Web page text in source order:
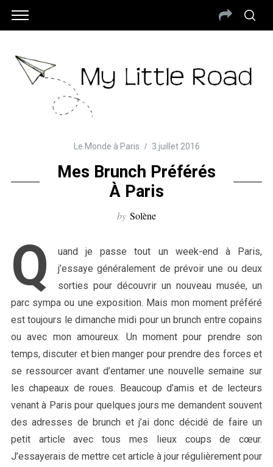
Le Monde à Paris 3 juillet 2016
Mes Brunch Préférés
À Paris
by Solène
Q
uand je passe tout un week-end à Paris,
j’essaye généralement de prévoir une ou deux
sorties pour découvrir un nouveau musée, un
parc sympa ou une exposition. Mais mon moment préféré
est toujours le dimanche midi pour un brunch entre copains
ou avec mon amoureux. Un moment pour prendre son
temps, discuter et bien manger pour prendre des forces et
se ressourcer avant d’entamer une nouvelle semaine sur
les chapeaux de roues. Beaucoup d’amis et de lecteurs
venant à Paris pour quelques jours me demandent souvent
des adresses de brunch et j’ai donc décidé de faire un
petit article avec tous mes lieux coups de cœur.
J’essayerais de mettre cet article à jour régulièrement pour